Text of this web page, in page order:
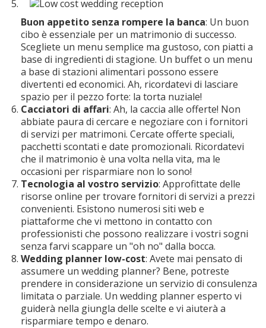
Buon appetito senza rompere la banca: Un buon
cibo è essenziale per un matrimonio di successo.
Scegliete un menu semplice ma gustoso, con piatti a
base di ingredienti di stagione. Un buffet o un menu
a base di stazioni alimentari possono essere
divertenti ed economici. Ah, ricordatevi di lasciare
spazio per il pezzo forte: la torta nuziale!
Cacciatori di affari: Ah, la caccia alle offerte! Non
abbiate paura di cercare e negoziare con i fornitori
di servizi per matrimoni. Cercate offerte speciali,
pacchetti scontati e date promozionali. Ricordatevi
che il matrimonio è una volta nella vita, ma le
occasioni per risparmiare non lo sono!
Tecnologia al vostro servizio: Approfittate delle
risorse online per trovare fornitori di servizi a prezzi
convenienti. Esistono numerosi siti web e
piattaforme che vi mettono in contatto con
professionisti che possono realizzare i vostri sogni
senza farvi scappare un "oh no" dalla bocca.
Wedding planner low-cost: Avete mai pensato di
assumere un wedding planner? Bene, potreste
prendere in considerazione un servizio di consulenza
limitata o parziale. Un wedding planner esperto vi
guiderà nella giungla delle scelte e vi aiuterà a
risparmiare tempo e denaro.